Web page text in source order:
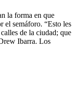
la forma en que
el semáforo. “Esto les
de la ciudad; que
Ibarra. Los